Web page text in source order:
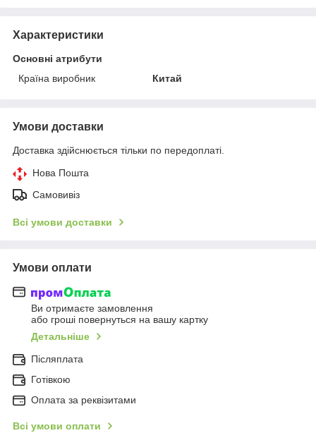
Характеристики
Основні атрибути
Країна виробник
Китай
Умови доставки
Доставка здійснюється тільки по передоплаті.
Нова Пошта
Самовивіз
Всі умови доставки
Умови оплати
Ви отримаєте замовлення
або гроші повернуться на вашу картку
Детальніше
Післяплата
Готівкою
Оплата за реквізитами
Всі умови оплати